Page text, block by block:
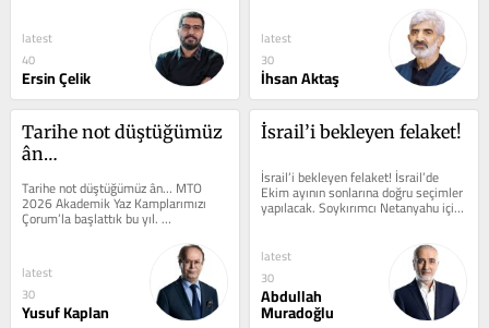
latest
40
Ersin Çelik
latest
30
İhsan Aktaş
Tarihe not düştüğümüz
ân…
Tarihe not düştüğümüz ân… MTO
2026 Akademik Yaz Kamplarımızı
Çorum’la başlattık bu yıl.
Kamplarımızın zirvesi oldu. Çıtayı...
latest
30
Yusuf Kaplan
İsrail’i bekleyen felaket!
İsrail’i bekleyen felaket! İsrail’de
Ekim ayının sonlarına doğru seçimler
yapılacak. Soykırımcı Netanyahu için
bu seçim öncekilerden...
latest
30
Abdullah
Muradoğlu